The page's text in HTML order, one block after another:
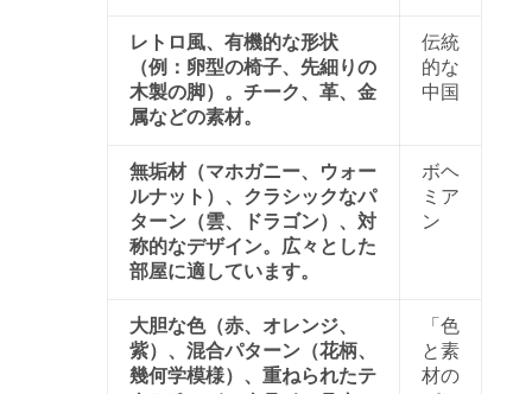
レトロ風、有機的な形状
（例：卵型の椅子、先細りの
木製の脚）。チーク、革、金
属などの素材。
伝統
的な
中国
無垢材（マホガニー、ウォー
ルナット）、クラシックなパ
ターン（雲、ドラゴン）、対
称的なデザイン。広々とした
部屋に適しています。
ボヘ
ミア
ン
大胆な色（赤、オレンジ、
紫）、混合パターン（花柄、
幾何学模様）、重ねられたテ
「色
と素
材の